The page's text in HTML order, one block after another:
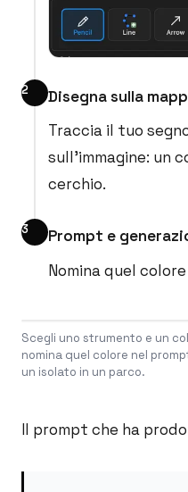
Disegna sulla
Traccia il tuo
sull'immagine: un
cerchio.
Prompt e
Nomina quel
Scegli uno strumento e un
nomina quel colore nel
un isolato in un parco.
Il prompt che ha